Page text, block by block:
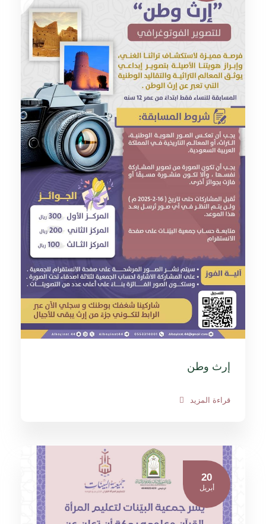
إرث وطن
قراءة المزيد
20
أبريل